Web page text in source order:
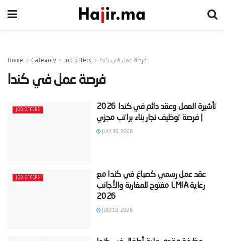
Home Category Job offers فرصة عمل في كندا
فرصة عمل في كندا
JOB OFFERS
‫تأشيرة العمل وعقد دائم في كندا 2026
JULY 30, 2026
JOB OFFERS
‫عقد عمل رسمي كصباغ في كندا مع
رعاية LMIA مفتوح للمغاربة والأجانب
JULY 19, 2026